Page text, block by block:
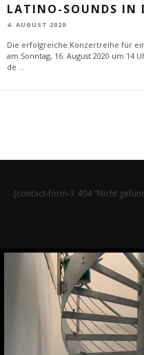
LATINO-SOUNDS IN
4. AUGUST 2020
Die erfolgreiche Konzertreihe für
am Sonntag, 16. August 2020 um 14
de ...
[contact-form-7 404 "Nicht